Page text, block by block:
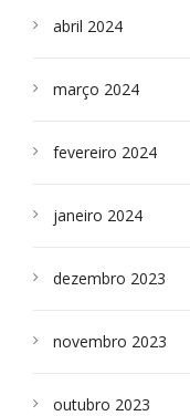
abril 2024
março 2024
fevereiro 2024
janeiro 2024
dezembro 2023
novembro 2023
outubro 2023